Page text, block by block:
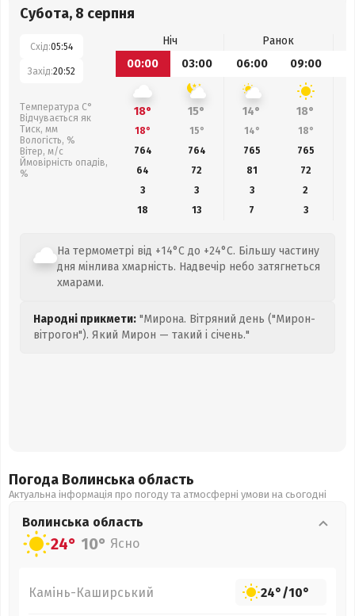
Субота, 8 серпня
Схід:05:54
Захід:20:52
Температура С°
Відчувається як
Тиск, мм
Вологість, %
Вітер, м/с
Ймовірність опадів,
%
Ніч
Ранок
00:00
03:00 06:00 09:00
18° 15° 14° 18°
18° 15° 14° 18°
764
764 765 765
64
72 81 72
3
3 3
2
18
13 7 3
На термометрі від +14°C до +24°C. Більшу частину
дня мінлива хмарність. Надвечір небо затягнеться
хмарами.
Народні прикмети: "Мирона. Вітряний день ("Мирон-
вітрогон"). Який Мирон — такий і січень."
Погода Волинська область
Актуальна інформація про погоду та атмосферні умови на сьогодні
Волинська область
24° 10° Ясно
Камінь-Каширський 24°/10°